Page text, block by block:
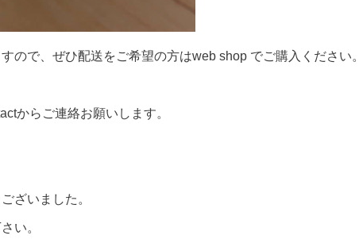
ので、ぜひ配送をご希望の方はweb shop でご購入ください。
からご連絡お願いします。
ざいました。
い。